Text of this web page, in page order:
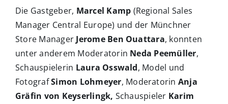
Die Gastgeber, Marcel Kamp (Regional Sales
Manager Central Europe) und der Münchner
Store Manager Jerome Ben Ouattara, konnten
unter anderem Moderatorin Neda Peemüller,
Schauspielerin Laura Osswald, Model und
FotografSimon Lohmeyer, Moderatorin Anja
Gräfin von Keyserlingk, Schauspieler Karim